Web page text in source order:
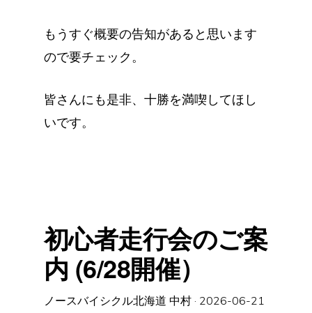
もうすぐ概要の告知があると思います
ので要チェック。
皆さんにも是非、十勝を満喫してほし
いです。
初心者走行会のご案
内 (6/28開催）
ノースバイシクル北海道 中村· 2026-06-21